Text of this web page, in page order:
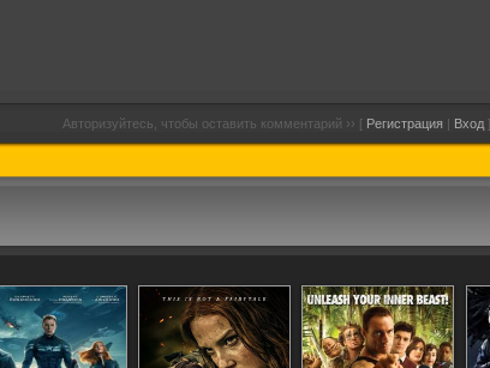
Авторизуйтесь, чтобы оставить комментарий ›› [ Регистрация | Вход ]